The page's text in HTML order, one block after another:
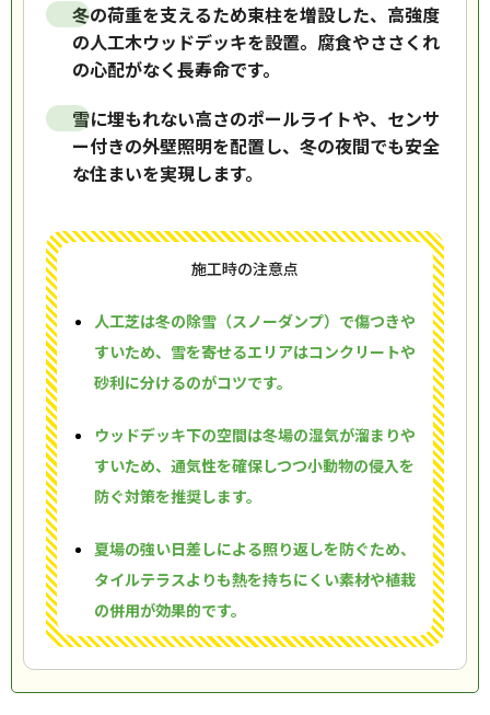
冬の荷重を支えるため束柱を増設した、高強度
の人工木ウッドデッキを設置。腐食やささくれ
の心配がなく長寿命です。
雪に埋もれない高さのポールライトや、センサ
ー付きの外壁照明を配置し、冬の夜間でも安全
な住まいを実現します。
施工時の注意点
人工芝は冬の除雪（スノーダンプ）で傷つきや
すいため、雪を寄せるエリアはコンクリートや
砂利に分けるのがコツです。
ウッドデッキ下の空間は冬場の湿気が溜まりや
すいため、通気性を確保しつつ小動物の侵入を
防ぐ対策を推奨します。
夏場の強い日差しによる照り返しを防ぐため、
タイルテラスよりも熱を持ちにくい素材や植栽
の併用が効果的です。